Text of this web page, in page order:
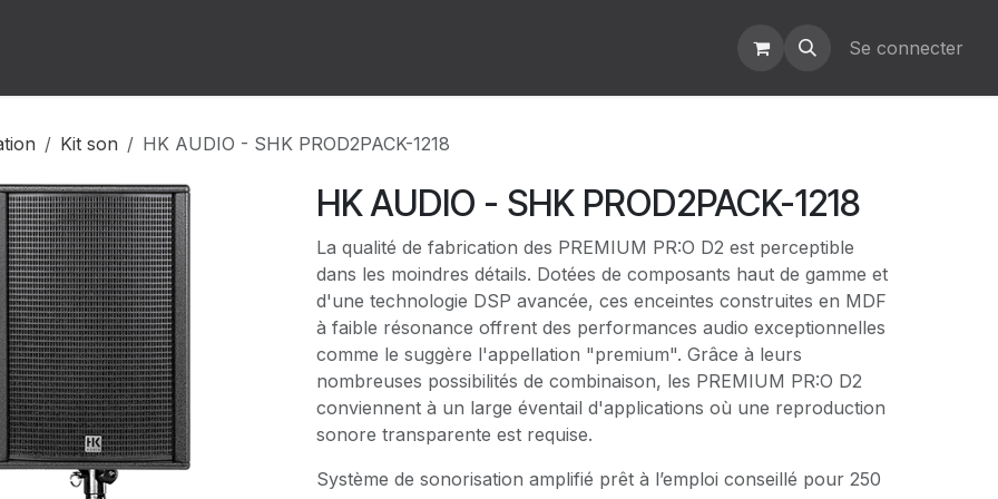
Se connecter
Kit son HK AUDIO - SHK PROD2PACK-1218
HK AUDIO - SHK PROD2PACK-1218
La qualité de fabrication des PREMIUM PR:O D2 est perceptible
dans les moindres détails. Dotées de composants haut de gamme et
d'une technologie DSP avancée, ces enceintes construites en MDF
à faible résonance offrent des performances audio exceptionnelles
comme le suggère l'appellation "premium". Grâce à leurs
nombreuses possibilités de combinaison, les PREMIUM PR:O D2
conviennent à un large éventail d'applications où une reproduction
sonore transparente est requise.
Système de sonorisation amplifié prêt à l’emploi conseillé pour 250